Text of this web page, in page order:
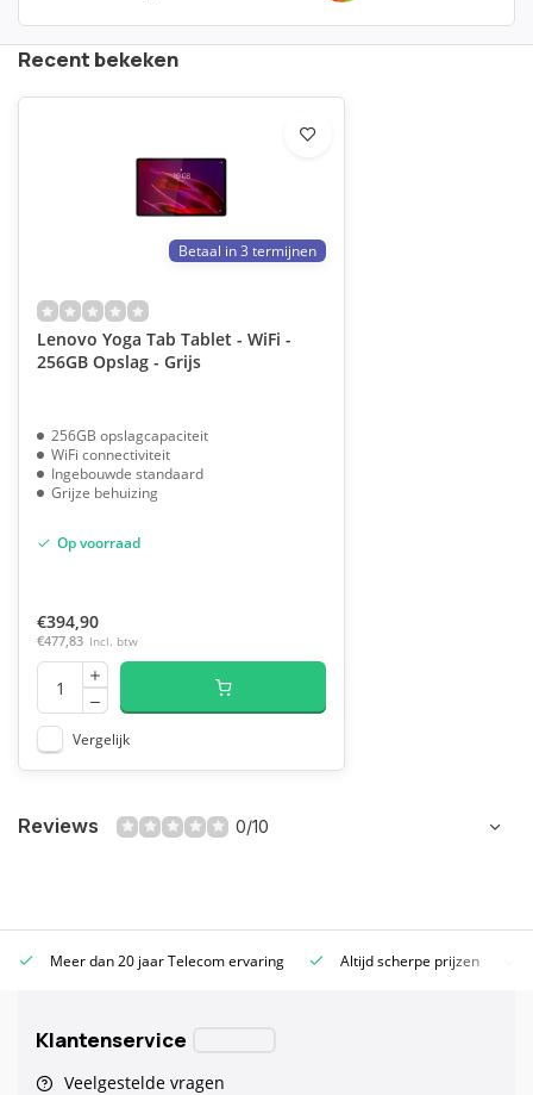
Recent bekeken
Betaal in 3 termijnen
Lenovo Yoga Tab Tablet - WiFi -
256GB Opslag - Grijs
256GB opslagcapaciteit
WiFi connectiviteit
Ingebouwde standaard
Grijze behuizing
Op voorraad
€394,90
€477,83 Incl. btw
Vergelijk
Reviews 0/10
Meer dan 20 jaar Telecom ervaring Altijd scherpe prijzen
Klantenservice
Veelgestelde vragen